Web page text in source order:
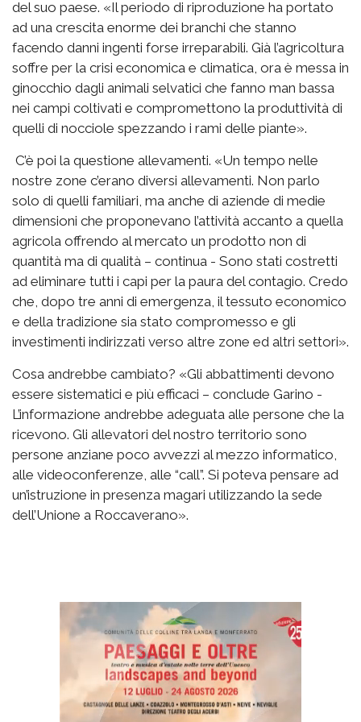
del suo paese. «Il periodo di riproduzione ha portato
ad una crescita enorme dei branchi che stanno
facendo danni ingenti forse irreparabili. Già l’agricoltura
soffre per la crisi economica e climatica, ora è messa in
ginocchio dagli animali selvatici che fanno man bassa
nei campi coltivati e compromettono la produttività di
quelli di nocciole spezzando i rami delle piante».
C’è poi la questione allevamenti. «Un tempo nelle
nostre zone c’erano diversi allevamenti. Non parlo
solo di quelli familiari, ma anche di aziende di medie
dimensioni che proponevano l’attività accanto a quella
agricola offrendo al mercato un prodotto non di
quantità ma di qualità – continua - Sono stati costretti
ad eliminare tutti i capi per la paura del contagio. Credo
che, dopo tre anni di emergenza, il tessuto economico
e della tradizione sia stato compromesso e gli
investimenti indirizzati verso altre zone ed altri settori».
Cosa andrebbe cambiato? «Gli abbattimenti devono
essere sistematici e più efficaci – conclude Garino -
L’informazione andrebbe adeguata alle persone che la
ricevono. Gli allevatori del nostro territorio sono
persone anziane poco avvezzi al mezzo informatico,
alle videoconferenze, alle “call”. Si poteva pensare ad
un’istruzione in presenza magari utilizzando la sede
dell’Unione a Roccaverano».